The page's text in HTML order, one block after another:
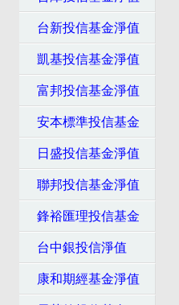
台新投信基金淨值
凱基投信基金淨值
富邦投信基金淨值
安本標準投信基金
日盛投信基金淨值
聯邦投信基金淨值
鋒裕匯理投信基金
台中銀投信淨值
康和期經基金淨值